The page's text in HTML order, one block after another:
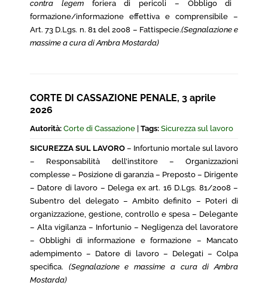
contra legemforiera di pericoli – Obbligo di
formazione/informazione effettiva e comprensibile –
Art. 73 D.Lgs. n. 81 del 2008 – Fattispecie.(Segnalazione e
massime a cura di Ambra Mostarda)
CORTE DI CASSAZIONE PENALE, 3 aprile
2026
Autorità: Corte di Cassazione Tags: Sicurezza sul lavoro
SICUREZZA SUL LAVORO – Infortunio mortale sul lavoro
– Responsabilità dell’institore – Organizzazioni
complesse – Posizione di garanzia – Preposto – Dirigente
– Datore di lavoro – Delega ex art. 16 D.Lgs. 81/2008 –
Subentro del delegato – Ambito definito – Poteri di
organizzazione, gestione, controllo e spesa – Delegante
– Alta vigilanza – Infortunio – Negligenza del lavoratore
– Obblighi di informazione e formazione – Mancato
adempimento – Datore di lavoro – Delegati – Colpa
specifica. (Segnalazione e massime a cura di Ambra
Mostarda)